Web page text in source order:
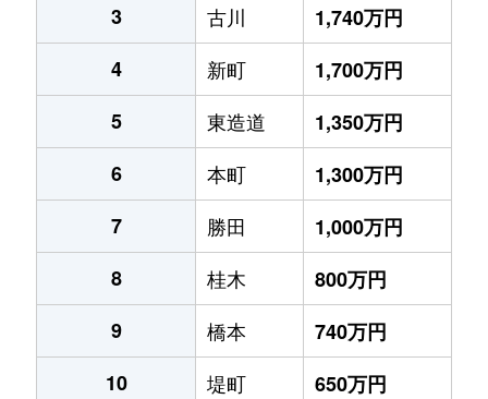
3
古川
1,740万円
4
新町
1,700万円
5
東造道
1,350万円
6
本町
1,300万円
7
勝田
1,000万円
8
桂木
800万円
9
橋本
740万円
10
堤町 650万円